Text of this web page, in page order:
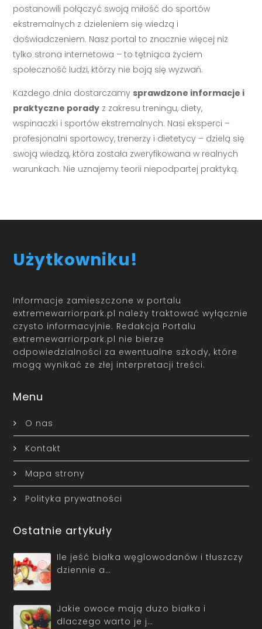
postanowili połączyć swoją miłość do sportów
ekstremalnych z dzieleniem się wiedzą i
doświadczeniem. Nasz portal to znacznie więcej niż
tylko strona internetowa – to tętniąca życiem
społeczność ludzi, którzy nie boją się wyzwań.
Każdego dnia dostarczamy sprawdzone informacje i
praktyczne porady z zakresu treningu, diety,
wspinaczki i sportów ekstremalnych. Nasi eksperci –
profesjonalni sportowcy, trenerzy i dietetycy – dzielą się
swoją wiedzą, która została zweryfikowana w realnych
warunkach. Nie uznajemy teorii niepodpartej praktyką.
Użytkowniku!
Informacje zamieszczone w portalu
extremewarriorpark.pl należy traktować wyłącznie
czysto informacyjnie. Redakcja Portalu
extremewarriorpark.pl nie bierze
odpowiedzialności za ewentualne szkody, które
mogą wynikać ze złej interpretacji treści.
Menu
O nas
Kontakt
Mapa strony
Polityka prywatności
Ostatnie artykuły
Ile jeść białka węglowodanów i tłuszczy
dziennie a…
Jakie owoce mają dużo białka i
dlaczego warto je j…